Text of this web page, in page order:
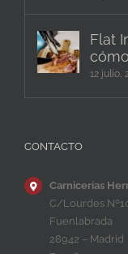
Flat
12 julio,
CONTACTO
Carnicerías
C/Lourdes
Fuenlabrada
28942 – Madrid